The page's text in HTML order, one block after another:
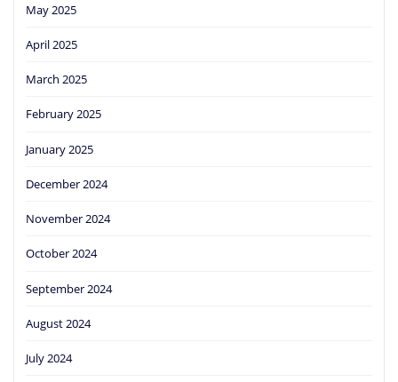
May 2025
April 2025
March 2025
February 2025
January 2025
December 2024
November 2024
October 2024
September 2024
August 2024
July 2024